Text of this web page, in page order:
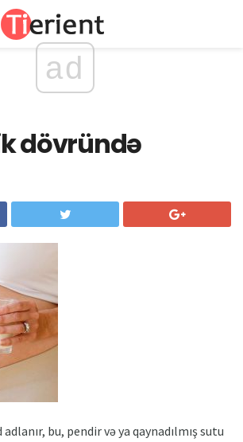
ad
dövründə
bu, pendir və ya qaynadılmış sutu